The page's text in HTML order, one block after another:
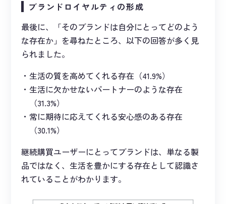
ブランドロイヤルティの形成
最後に、「そのブランドは自分にとってどのよう
な存在か」を尋ねたところ、以下の回答が多く見
られました。
生活の質を高めてくれる存在（41.9%）
生活に欠かせないパートナーのような存在
（31.3%）
常に期待に応えてくれる安心感のある存在
（30.1%）
継続購買ユーザーにとってブランドは、単なる製
品ではなく、生活を豊かにする存在として認識さ
れていることがわかります。